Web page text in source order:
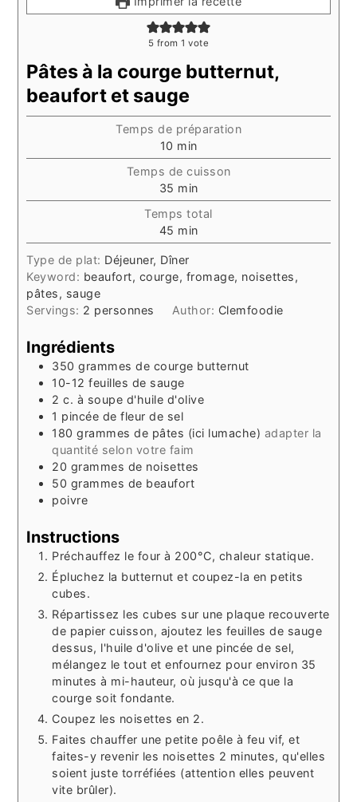
5 from 1 vote
Pâtes à la courge butternut,
beaufort et sauge
Temps de préparation
10 minutes
min
Temps de cuisson
35 minutes
min
Temps total
45 minutes
min
Type de plat: Déjeuner, Dîner
Keyword: beaufort, courge, fromage, noisettes,
pâtes, sauge
Servings: 2 personnes Author: Clemfoodie
Ingrédients
350 grammes de courge butternut
10-12 feuilles de sauge
2 c. à soupe d'huile d'olive
1 pincée de fleur de sel
180 grammes de pâtes (ici lumache) adapter la
quantité selon votre faim
20 grammes de noisettes
50 grammes de beaufort
poivre
Instructions
Préchauffez le four à 200°C, chaleur statique.
Épluchez la butternut et coupez-la en petits
cubes.
Répartissez les cubes sur une plaque recouverte
de papier cuisson, ajoutez les feuilles de sauge
dessus, l'huile d'olive et une pincée de sel,
mélangez le tout et enfournez pour environ 35
minutes à mi-hauteur, où jusqu'à ce que la
courge soit fondante.
Coupez les noisettes en 2.
Faites chauffer une petite poêle à feu vif, et
faites-y revenir les noisettes 2 minutes, qu'elles
soient juste torréfiées (attention elles peuvent
vite brûler).